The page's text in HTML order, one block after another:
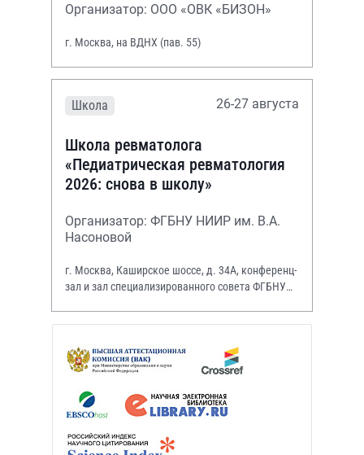
Организатор: ООО «ОВК «БИЗОН»
г. Москва, на ВДНХ (пав. 55)
Школа 26-27 августа
Школа ревматолога
«Педиатрическая ревматология
2026: снова в школу»
Организатор: ФГБНУ НИИР им. В.А.
Насоновой
г. Москва, Каширское шоссе, д. 34А, конференц-
зал и зал специализированного совета ФГБНУ